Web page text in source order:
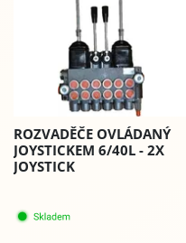
ROZVADĚČE OVLÁDANÝ
JOYSTICKEM 6/40L - 2X
JOYSTICK